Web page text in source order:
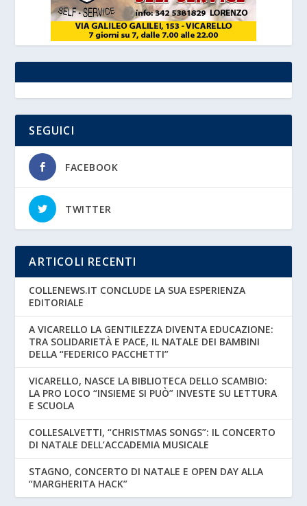
SEGUICI
FACEBOOK
TWITTER
ARTICOLI RECENTI
COLLENEWS.IT CONCLUDE LA SUA ESPERIENZA
EDITORIALE
A VICARELLO LA GENTILEZZA DIVENTA EDUCAZIONE:
TRA SOLIDARIETÀ E PACE, IL NATALE DEI BAMBINI
DELLA “FEDERICO PACCHETTI”
VICARELLO, NASCE LA BIBLIOTECA DELLO SCAMBIO:
LA PRO LOCO “INSIEME SI PUÒ” INVESTE SU LETTURA
E SCUOLA
COLLESALVETTI, “CHRISTMAS SONGS”: IL CONCERTO
DI NATALE DELL’ACCADEMIA MUSICALE
STAGNO, CONCERTO DI NATALE E OPEN DAY ALLA
“MARGHERITA HACK”